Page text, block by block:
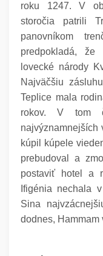
roku 1247. V
storočia patrili
panovníkom
predpokladá,
lovecké národy
Najväčšiu
Teplice mala
rokov. V tom
najvýznamnejších
kúpil kúpele
prebudoval a
postaviť hotel a
Ifigénia nechala
Sina
dodnes, Hammam